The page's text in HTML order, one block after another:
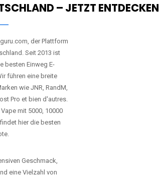
– JETZT ENTDECKEN
der Plattform
Seit 2013 ist
besten Einweg E-
führen eine breite
wie JNR, RandM,
Pro et bien d'autres.
mit 5000, 10000
hier die besten
Geschmack,
eine Vielzahl von